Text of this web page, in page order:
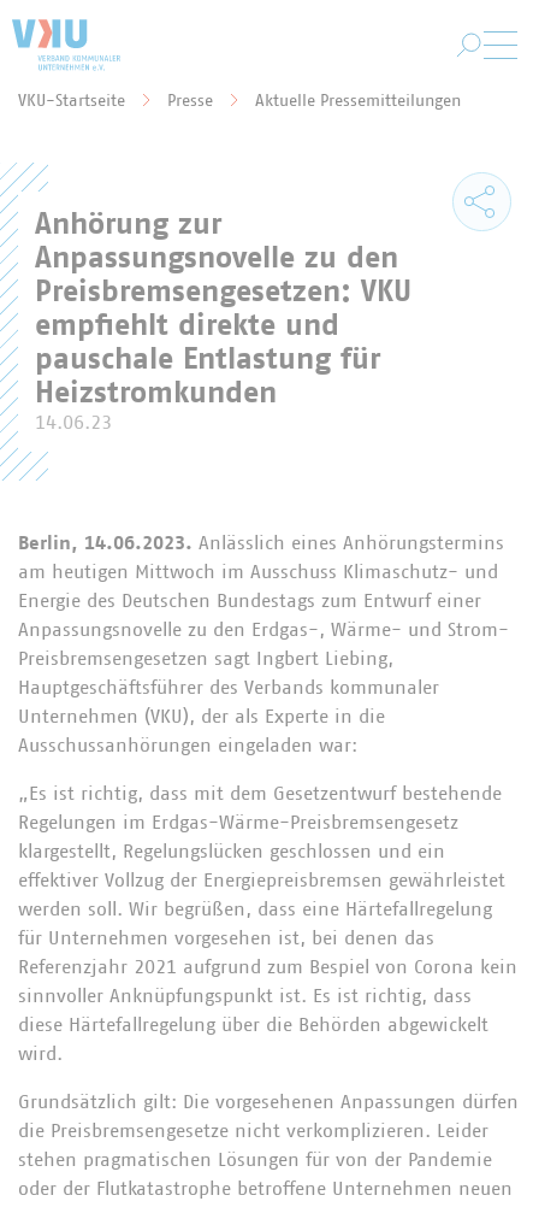
VKU-Startseite Presse Aktuelle Pressemitteilungen
Anhörung zur
Anpassungsnovelle zu den
Preisbremsengesetzen: VKU
empfiehlt direkte und
pauschale Entlastung für
Heizstromkunden
14.06.23
Berlin, 14.06.2023. Anlässlich eines Anhörungstermins
am heutigen Mittwoch im Ausschuss Klimaschutz- und
Energie des Deutschen Bundestags zum Entwurf einer
Anpassungsnovelle zu den Erdgas-, Wärme- und Strom-
Preisbremsengesetzen sagt Ingbert Liebing,
Hauptgeschäftsführer des Verbands kommunaler
Unternehmen (VKU), der als Experte in die
Ausschussanhörungen eingeladen war:
„Es ist richtig, dass mit dem Gesetzentwurf bestehende
Regelungen im Erdgas-Wärme-Preisbremsengesetz
klargestellt, Regelungslücken geschlossen und ein
effektiver Vollzug der Energiepreisbremsen gewährleistet
werden soll. Wir begrüßen, dass eine Härtefallregelung
für Unternehmen vorgesehen ist, bei denen das
Referenzjahr 2021 aufgrund zum Bespiel von Corona kein
sinnvoller Anknüpfungspunkt ist. Es ist richtig, dass
diese Härtefallregelung über die Behörden abgewickelt
wird.
Grundsätzlich gilt: Die vorgesehenen Anpassungen dürfen
die Preisbremsengesetze nicht verkomplizieren. Leider
stehen pragmatischen Lösungen für von der Pandemie
oder der Flutkatastrophe betroffene Unternehmen neuen